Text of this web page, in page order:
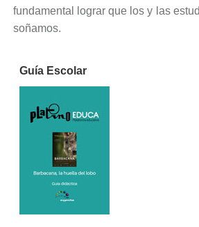
fundamental lograr que los y las
soñamos.
Guía Escolar